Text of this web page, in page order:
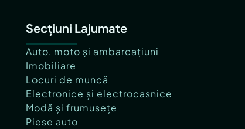
Secțiuni Lajumate
Auto, moto și ambarcațiuni
Imobiliare
Locuri de muncă
Electronice și electrocasnice
Modă și frumusețe
Piese auto